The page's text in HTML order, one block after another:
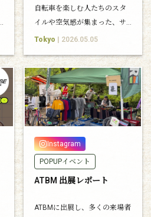
自転車を楽しむ人たちのスタ
イルや空気感が集まった、サ
イクルドリームフェスタ 2026
Tokyo | 2026.05.05
Instagram
POPUPイベント
ATBM 出展レポート
ATBMに出展し、多くの来場者